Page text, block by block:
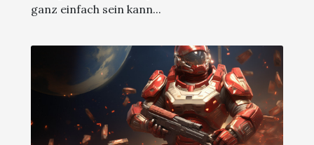
ganz einfach sein kann...